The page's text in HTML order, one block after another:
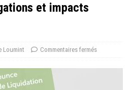
et impacts
Loumint Commentaires fermés